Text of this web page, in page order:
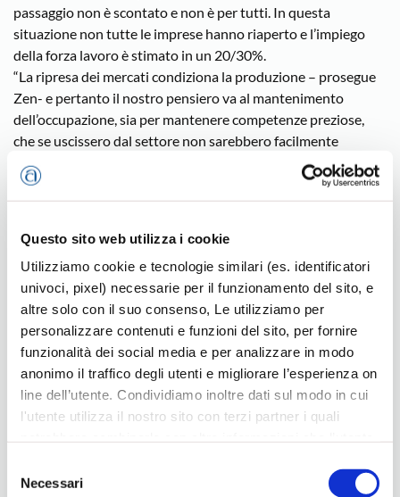
Questo sito web utilizza i cookie
Utilizziamo cookie e tecnologie similari (es. identificatori
univoci, pixel) necessarie per il funzionamento del sito, e
altre solo con il suo consenso, Le utilizziamo per
personalizzare contenuti e funzioni del sito, per fornire
funzionalità dei social media e per analizzare in modo
anonimo il traffico degli utenti e migliorare l’esperienza on
line dell’utente. Condividiamo inoltre dati sul modo in cui
l'utente utilizza il nostro sito con terzi partner i quali
loro servizi, per finalità pubblicitarie creando elenchi di
delNecessari
passaggio non è scontato e non è per tutti. In questa
situazione non tutte le imprese hanno riaperto e l’impiego
della forza lavoro è stimato in un 20/30%.
“La ripresa dei mercati condiziona la produzione – prosegue
Zen- e pertanto il nostro pensiero va al mantenimento
dell’occupazione, sia per mantenere competenze preziose,
che se uscissero dal settore non sarebbero facilmente
reperibili, sia per preservare un indotto economico e sociale.”
Infine uno sguardo ai grandi eventi vicentini: “Un segnale
importante è quello che potrà venire da Vicenzaoro a
frontiere di molti paesi, che porterebbe ossigeno alle imprese
in vista degli acquisti per le Festività natalizie”. “Per il sistema
orafo vicentino unbranded le fiere internazionali rimangono
ancora uno strumento fondamentale per l’export per questo
auspico che IEG assieme a ICE e alle istituzioni, possano
convogliare energie e risorse necessariamente straordinarie
per sostenere le imprese e un rilancio del gioiello Made in
Italy sui mercati internazionali. Un’occasione unica che non
possiamo fallire”, conclude Zen.
Metalli Preziosi